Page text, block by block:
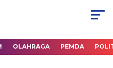
OLAHRAGA PEMDA